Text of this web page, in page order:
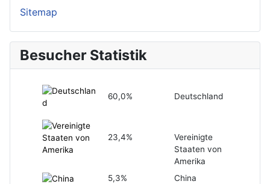
Sitemap
Besucher Statistik
60,0% Deutschland
23,4%
Vereinigte
Staaten von
Amerika
5,3%
China